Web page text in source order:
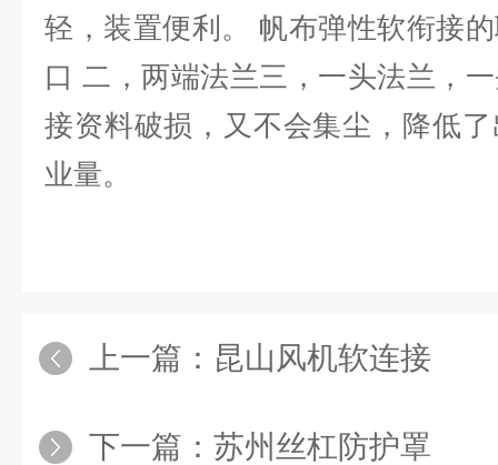
轻，装置便利。 帆布弹性软衔接
口 二，两端法兰三，一头法兰，
接资料破损，又不会集尘，降低
业量。
上一篇： 昆山风机软连接
下一篇： 苏州丝杠防护罩